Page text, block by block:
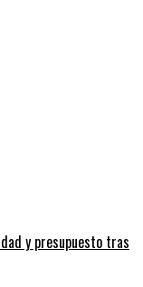
y presupuesto tras